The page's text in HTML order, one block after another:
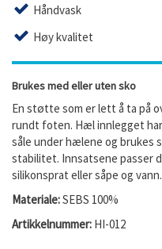
Håndvask
Høy kvalitet
Brukes med eller uten sko
En støtte som er lett å ta på
rundt foten. Hæl innlegget
såle under hælene og brukes
stabilitet. Innsatsene passer
silikonsprat eller såpe og vann.
Materiale:SEBS 100%
Artikkelnummer: HI-012